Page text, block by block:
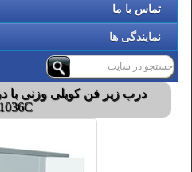
تماس با ما
نمایندگی ها
درب زیر فن کویلی وزنی با